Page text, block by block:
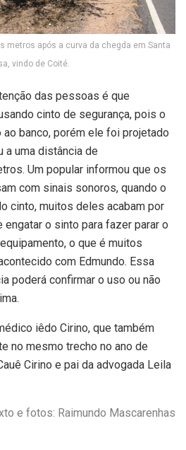
metros após a curva da chegda em Santa
vindo de Coité.
das pessoas é que
cinto de segurança, pois o
banco, porém ele foi projetado
a uma distância de
Um popular informou que os
com sinais sonoros, quando o
cinto, muitos deles acabam por
o sinto para fazer parar o
o que é muitos
com Edmundo. Essa
poderá confirmar o uso ou não
iêdo Cirino, que também
no mesmo trecho no ano de
Cirino e pai da advogada Leila
e fotos: Raimundo Mascarenhas